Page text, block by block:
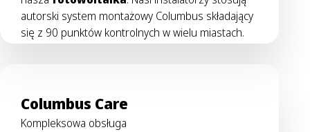
autorski system montażowy Columbus składający
się z 90 punktów kontrolnych w wielu miastach.
Columbus Care
Kompleksowa obsługa